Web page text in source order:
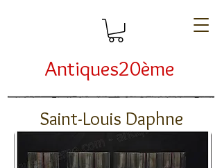
Antiques20ème
Saint-Louis Daphne